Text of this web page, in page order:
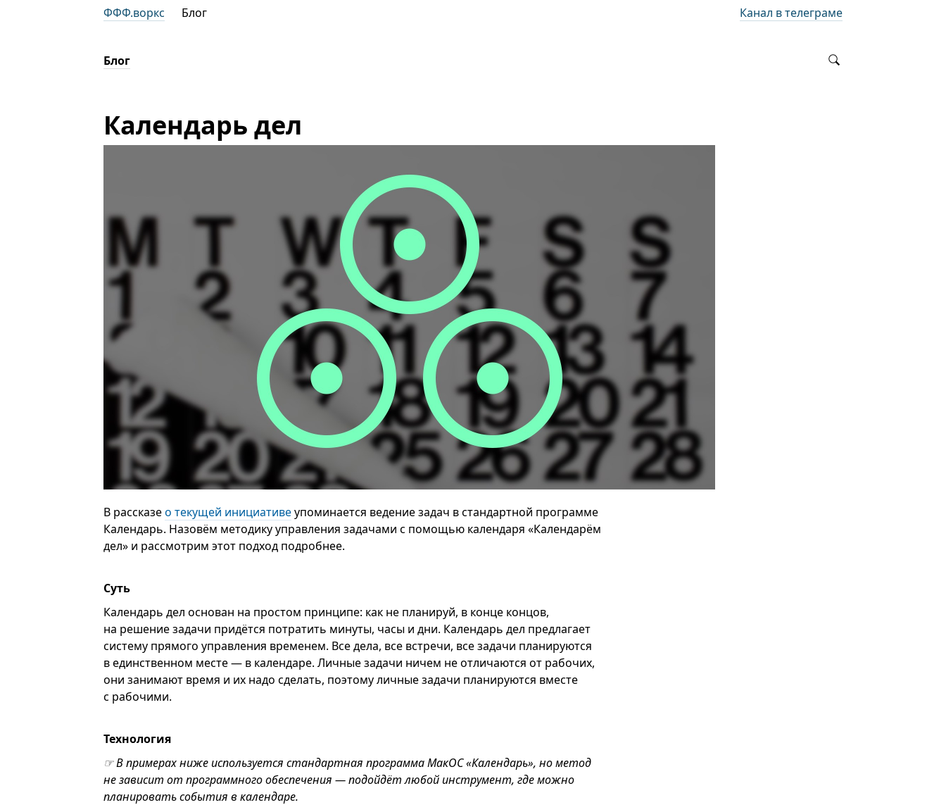
ФФФ.воркс Блог Канал в телеграме
Блог
Календарь дел
В рассказео текущей инициативеупоминается ведение задач в стандартной программе
Календарь. Назовём методику управления задачами с помощью календаря «Календарём
дел» и рассмотрим этот подход подробнее.
Суть
Календарь дел основан на простом принципе: как не планируй, в конце концов,
на решение задачи придётся потратить минуты, часы и дни. Календарь дел предлагает
систему прямого управления временем. Все дела, все встречи, все задачи планируются
в единственном месте — в календаре. Личные задачи ничем не отличаются от рабочих,
они занимают время и их надо сделать, поэтому личные задачи планируются вместе
с рабочими.
Технология
☞ В примерах ниже используется стандартная программа МакОС «Календарь», но метод
не зависит от программного обеспечения — подойдёт любой инструмент, где можно
планировать события в календаре.